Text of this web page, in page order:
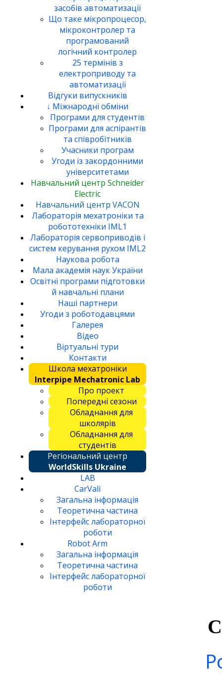
засобів автоматизації
Що таке мікропроцесор,
мікроконтролер та
програмований
логічний контролер
25 термінів з
електроприводу та
автоматизації
Відгуки випускників
↓ Міжнародні обміни
Програми для студентів
Програми для аспірантів
та співробітників
Учасники програм
Угоди із закордонними
університетами
Навчальний центр Schneider
Electric
Навчальний центр VACON
Лабораторія мехатроніки та
робототехніки IML1
Лабораторія сервоприводів і
систем керування рухом IML2
Наукова робота
Мала академія наук України
Освітні програми підготовки
й навчальні плани
Наші партнери
Угоди з роботодавцями
Галерея
Відео
Віртуальні тури
Контакти
Школа мехатроніки
Interpipe Mechatronic Lab
Про проект
Попередні сезони
Обладнання для
школярів
Обладнання для
студентів
Регіональний центр
WorldSkills Ukraine
LAB
CarVali
Загальна інформація
Теоретична частина
Інтерфейс лабораторної
роботи
Robot Arm
Загальна інформація
Теоретична частина
Інтерфейс лабораторної
роботи